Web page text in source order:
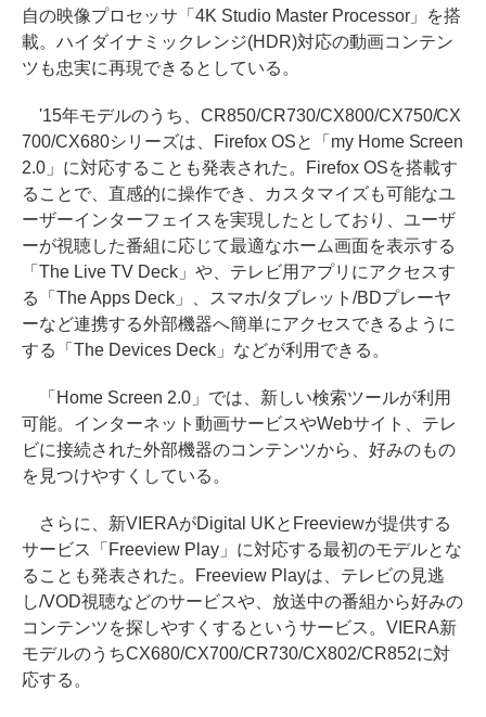
自の映像プロセッサ「4K Studio Master Processor」を搭
載。ハイダイナミックレンジ(HDR)対応の動画コンテン
ツも忠実に再現できるとしている。
'15年モデルのうち、CR850/CR730/CX800/CX750/CX
700/CX680シリーズは、Firefox OSと「my Home Screen
2.0」に対応することも発表された。Firefox OSを搭載す
ることで、直感的に操作でき、カスタマイズも可能なユ
ーザーインターフェイスを実現したとしており、ユーザ
ーが視聴した番組に応じて最適なホーム画面を表示する
「The Live TV Deck」や、テレビ用アプリにアクセスす
る「The Apps Deck」、スマホ/タブレット/BDプレーヤ
ーなど連携する外部機器へ簡単にアクセスできるように
する「The Devices Deck」などが利用できる。
「Home Screen 2.0」では、新しい検索ツールが利用
可能。インターネット動画サービスやWebサイト、テレ
ビに接続された外部機器のコンテンツから、好みのもの
を見つけやすくしている。
さらに、新VIERAがDigital UKとFreeviewが提供する
サービス「Freeview Play」に対応する最初のモデルとな
ることも発表された。Freeview Playは、テレビの見逃
し/VOD視聴などのサービスや、放送中の番組から好みの
コンテンツを探しやすくするというサービス。VIERA新
モデルのうちCX680/CX700/CR730/CX802/CR852に対
応する。